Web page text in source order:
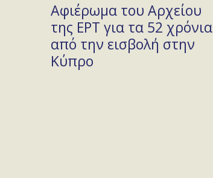
Αφιέρωμα του Αρχείου
της ΕΡΤ για τα 52 χρόνια
από την εισβολή στην
Κύπρο